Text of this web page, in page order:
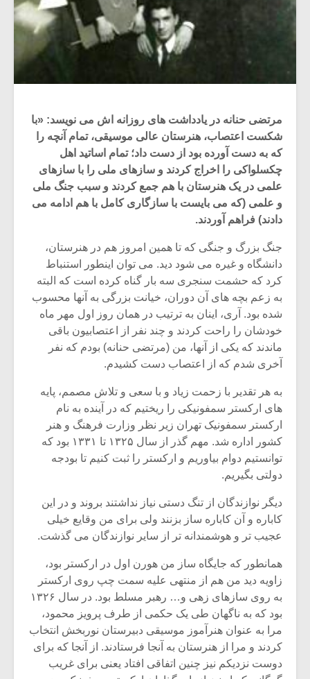
مرتضی حنانه در یادداشت های روزانه اش می نویسد: «با
شکست اعتصاب، هنرستان عالی موسیقی، تمام آنچه را
که به دست آورده بود از دست داد؛ تمام اساتید اهل
چکسلواکی را اخراج کردند و سازهای ملی را با سازهای
علمی در یک هنرستان با هم جمع کردند و سبب جنگ ملی
و علمی (که می بایست با سازگاری کامل با هم ادامه می
دادند) فراهم آوردند.
جنگ بزرگ و جنگی که تا همین امروز هم در هنرستان،
دانشگاه و غیره می شود دید. می توان اینطور استنباط
کرد که حشمت سنجری سه بار گناه کرده است که البته
به زعم بچه های آن دوران، خیانت بزرگی به آنها محسوب
شده بود. آری، اینان به ترتیب در همان روز اول مهر ماه
خودشان را راحت کردند و چند نفر از اعتصابیون باقی
ماندند که یکی از آنها، من (مرتضی حنانه) بودم که نفر
آخری شدم که از اعتصاب دست کشیدم.
به هر تقدیر با زحمت زیاد و با سعی و تلاش مصمم، پایه
های ارکستر سمفونیکی را ریختیم که در آینده به نام
ارکستر سمفونیک تهران زیر نظر وزارت فرهنگ و هنر
کشور اداره شد. مهم گذر از سال ۱۳۲۵ تا ۱۳۳۱ بود که
توانستیم دوام بیاوریم و ارکستر را ثبت کنیم تا بودجه
دولتی بگیریم.
دیگر نوازندگان از تنگ دستی نیاز نداشتند بروند و در این
کاباره و آن کاباره ساز بزنند ولی برای من وقایع خیلی
عجیب تر و هوشمندانه تر از سایر نوازندگان می گذشت.
همانطور که جایگاه ساز من هورن اول در ارکستر بود،
زاویه دید من هم از منتهی علیه سمت چپ روی ارکستر
به روی سازهای زهی و… رهبر مسلط بود. در سال ۱۳۲۶
بود که به ناگهان طی یک حکمی از طرف پرویز محمود،
مرا به عنوان هنرآموز موسیقی دبیرستان نوربخش انتخاب
کردند و مرا از هنرستان به آنجا فرستادند. از آنجا که برای
دوست نزدیکم نیز چنین اتفاقی افتاد یعنی برای غریب
میکلوش روژا
یادداشتی بر موسیقی
شیش و نیم»
اگر نمی توانی
مشهورترین باشی،
بدنام ترین باش
موریس ژار
دوره
موسیقی
برگزار
سکانسی